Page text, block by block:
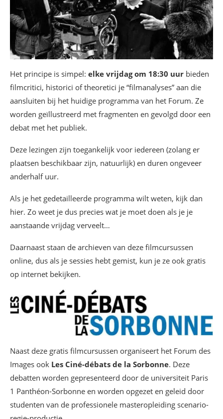
Het principe is simpel: elke vrijdag om 18:30 uur bieden
filmcritici, historici of theoretici je “filmanalyses” aan die
aansluiten bij het huidige programma van het Forum. Ze
worden geïllustreerd met fragmenten en gevolgd door een
debat met het publiek.
Deze lezingen zijn toegankelijk voor iedereen (zolang er
plaatsen beschikbaar zijn, natuurlijk) en duren ongeveer
anderhalf uur.
Als je het gedetailleerde programma wilt weten, kijk dan
hier. Zo weet je dus precies wat je moet doen als je je
aanstaande vrijdag verveelt…
Daarnaast staan de archieven van deze filmcursussen
online, dus als je sessies hebt gemist, kun je ze ook gratis
op internet bekijken.
Naast deze gratis filmcursussen organiseert het Forum des
Images ook Les Ciné-débats de la Sorbonne. Deze
debatten worden gepresenteerd door de universiteit Paris
1 Panthéon-Sorbonne en worden opgezet en geleid door
studenten van de professionele masteropleiding scenario-